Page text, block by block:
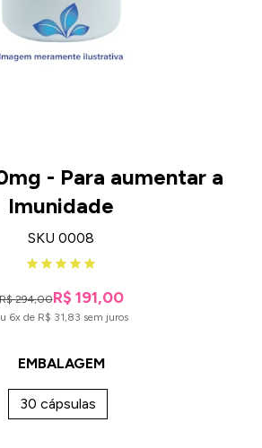
- Para aumentar a
Imunidade
SKU 0008
294,00R$ 191,00
6x de R$ 31,83 sem juros
EMBALAGEM
30 cápsulas